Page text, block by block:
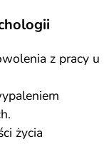
z pracy u
życia